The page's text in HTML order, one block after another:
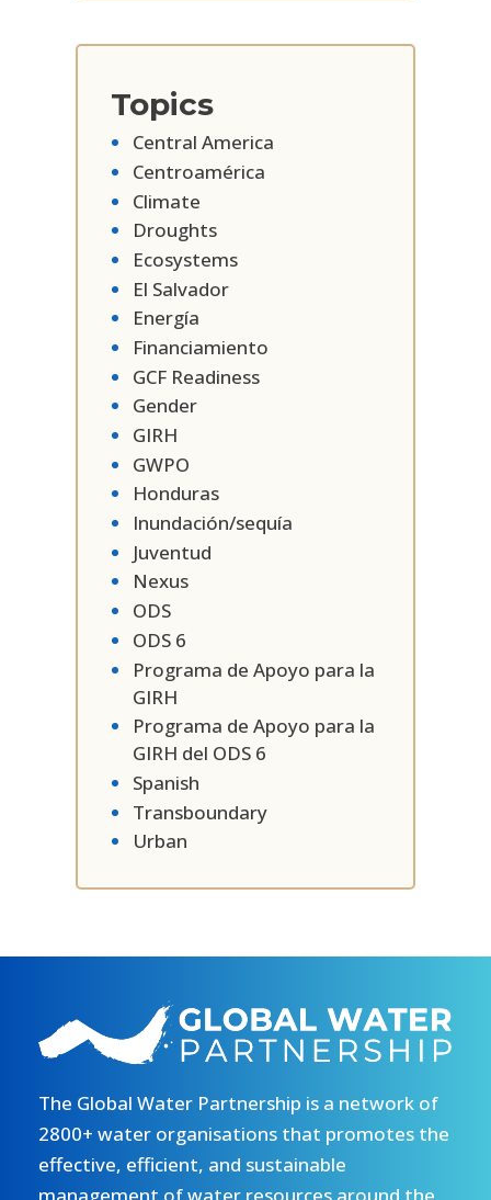
Topics
Central America
Centroamérica
Climate
Droughts
Ecosystems
El Salvador
Energía
Financiamiento
GCF Readiness
Gender
GIRH
GWPO
Honduras
Inundación/sequía
Juventud
Nexus
ODS
ODS 6
Programa de Apoyo para la
GIRH
Programa de Apoyo para la
GIRH del ODS 6
Spanish
Transboundary
Urban
The Global Water Partnership is a network of
2800+ water organisations that promotes the
effective, efficient, and sustainable
management of water resources around the